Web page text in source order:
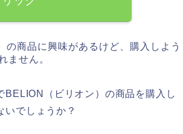
商品に興味があるけど、購入しよう
ません。
BELION（ビリオン）の商品を購入し
いでしょうか？